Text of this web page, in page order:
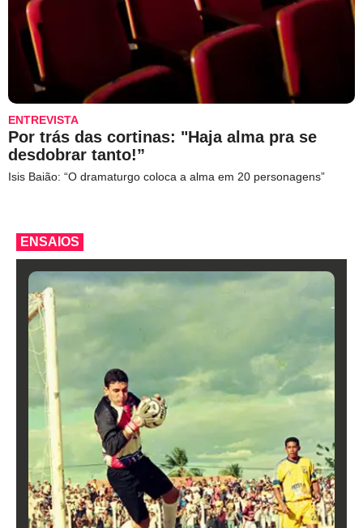
ENTREVISTA
Por trás das cortinas: "Haja alma pra se
desdobrar tanto!”
Isis Baião: “O dramaturgo coloca a alma em 20 personagens”
ENSAIOS